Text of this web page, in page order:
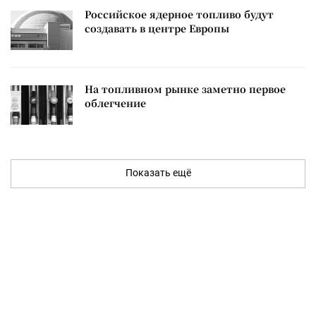
Российское ядерное топливо будут
создавать в центре Европы
На топливном рынке заметно первое
облегчение
Показать ещё